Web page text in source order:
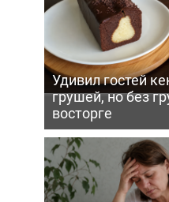
Удивил гостей
грушей, но без
восторге